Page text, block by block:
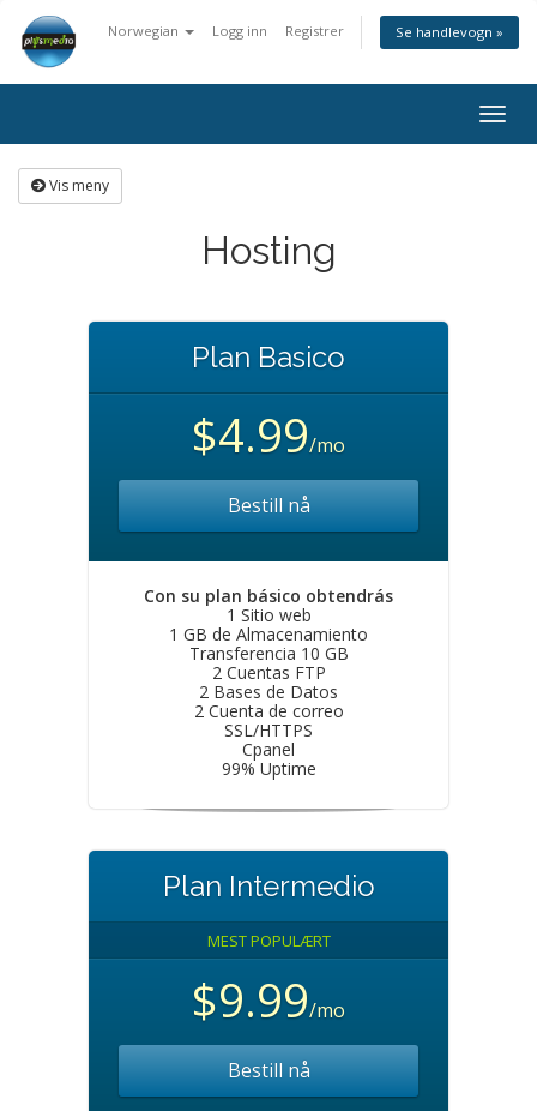
Norwegian Logg inn Registrer Se handlevogn »
Bytt
Vis meny
Hosting
Plan Basico
$4.99/mo
Bestill nå
Con su plan básico obtendrás
1 Sitio web
1 GB de Almacenamiento
Transferencia 10 GB
2 Cuentas FTP
2 Bases de Datos
2 Cuenta de correo
SSL/HTTPS
Cpanel
99% Uptime
Plan Intermedio
MEST POPULÆRT
$9.99/mo
Bestill nå